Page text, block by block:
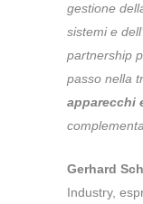
gestione
sistemi e
partnership
passo nella
apparecchi
Gerhard
Industry,